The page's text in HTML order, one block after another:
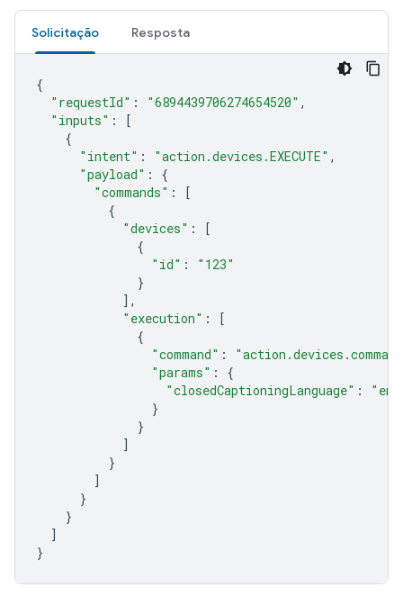
Solicitação Resposta
{
"requestId" : "6894439706274654520" ,
"inputs" :
[
{
"intent" : "action.devices.EXECUTE" ,
"payload" :
{
"commands" :
[
{
"devices" :
[
{
"id" :
"123"
}
],
"execution" :
[
{
"command" :
"params" :
{
"closedCaptioningLanguage" :
"en"
}
}
]
}
]
}
}
]
}